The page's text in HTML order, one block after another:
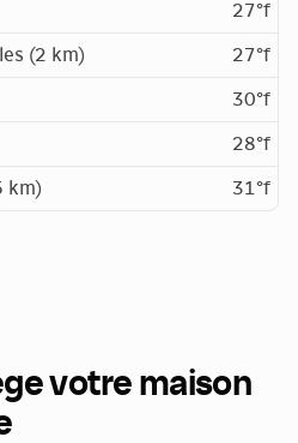
27°f
(2 km) 27°f
30°f
28°f
km) 31°f
votre maison